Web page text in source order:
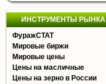
ИНСТРУМЕНТЫ РЫНКА
ФуражСТАТ
Мировые биржи
Мировые цены
Цены на масличные
Цены на зерно в России